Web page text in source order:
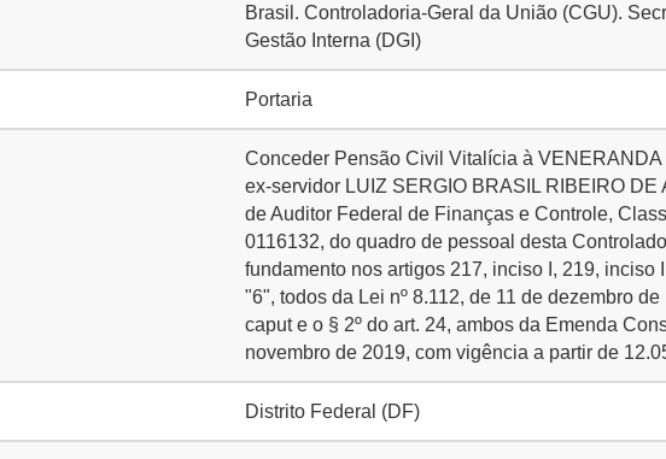
Brasil. Controladoria-Geral da União (CGU).
Gestão Interna (DGI)
Portaria
Conceder Pensão Civil Vitalícia à
ex-servidor LUIZ SERGIO BRASIL RIBEIRO
de Auditor Federal de Finanças e Controle,
0116132, do quadro de pessoal desta
fundamento nos artigos 217, inciso I, 219, inciso
"6", todos da Lei nº 8.112, de 11 de dezembro
caput e o § 2º do art. 24, ambos da Emenda
novembro de 2019, com vigência a partir de
Distrito Federal (DF)